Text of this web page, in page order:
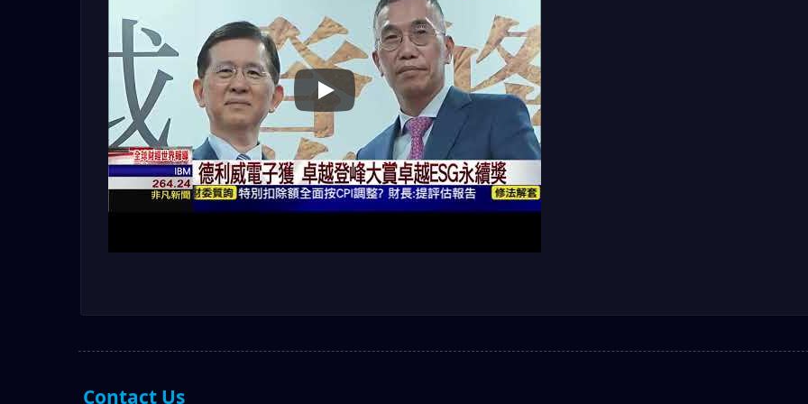
DAILYWELL Az elektronika teljesíti elkötelezettségét a fenntarthatóság